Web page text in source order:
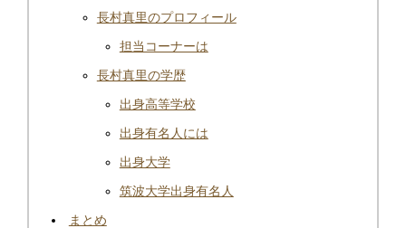
長村真里のプロフィール
担当コーナーは
長村真里の学歴
出身高等学校
出身有名人には
出身大学
筑波大学出身有名人
まとめ